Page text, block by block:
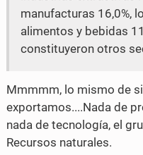
o
o
i
t
e
r
manufacturas 16,0%,
alimentos y bebidas
constituyeron otros
Mmmmm, lo mismo de
exportamos....Nada de
nada de tecnología, el
Recursos naturales.